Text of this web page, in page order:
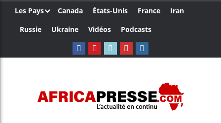
Les Pays Canada États-Unis France
Iran
Russie
Ukraine Vidéos Podcasts